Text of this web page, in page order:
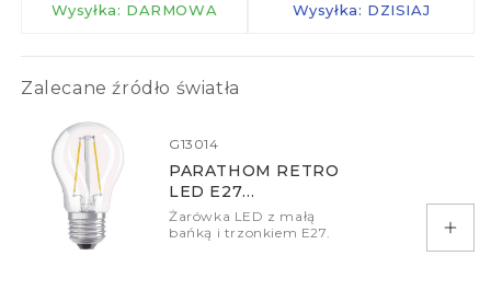
Wysyłka: DARMOWA Wysyłka: DZISIAJ
Zalecane źródło światła
G13014
PARATHOM RETRO
LED E27
ILUMINACYJNA
Żarówka LED z małą
bańką i trzonkiem E27.